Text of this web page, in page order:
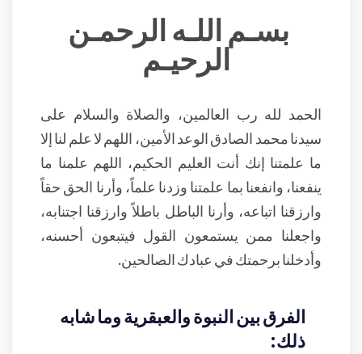
بسـم اللـه الرحمـن
الرحيـم
الحمد لله رب العالمين، والصلاة والسلام على
سيدنا محمد الصادق الوعد الأمين، اللهم لا علم لنا إلا
ما علمتنا إنك أنت العليم الحكيم، اللهم علمنا ما
ينفعنا، وانفعنا بما علمتنا وزدنا علماً، وأرنا الحق حقاً
وارزقنا اتباعه، وأرنا الباطل باطلاً وارزقنا اجتنابه،
واجعلنا ممن يستمعون القول فيتبعون أحسنه،
وأدخلنا برحمتك في عبادك الصالحين.
الفرق بين النبوة والعبقرية وما شابه
ذلك: